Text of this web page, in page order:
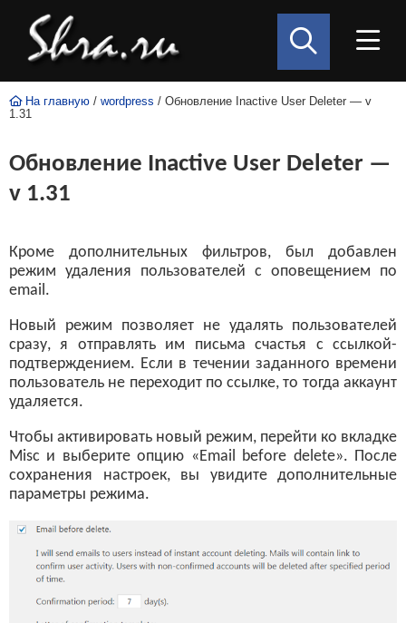
На главную / wordpress / Обновление Inactive User Deleter — v
1.31
Обновление Inactive User Deleter —
v 1.31
Кроме дополнительных фильтров, был добавлен
режим удаления пользователей с оповещением по
email.
Новый режим позволяет не удалять пользователей
сразу, я отправлять им письма счастья с ссылкой-
подтверждением. Если в течении заданного времени
пользователь не переходит по ссылке, то тогда аккаунт
удаляется.
Чтобы активировать новый режим, перейти ко вкладке
Misc и выберите опцию «Email before delete». После
сохранения настроек, вы увидите дополнительные
параметры режима.